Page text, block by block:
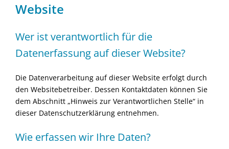
Website
Wer ist verantwortlich für die
Datenerfassung auf dieser Website?
Die Datenverarbeitung auf dieser Website erfolgt durch
den Websitebetreiber. Dessen Kontaktdaten können Sie
dem Abschnitt „Hinweis zur Verantwortlichen Stelle“ in
dieser Datenschutzerklärung entnehmen.
Wie erfassen wir Ihre Daten?